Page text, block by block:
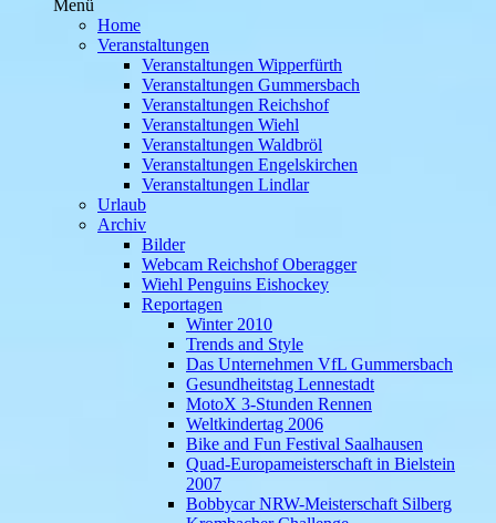
Menü
Home
Veranstaltungen
Veranstaltungen Wipperfürth
Veranstaltungen Gummersbach
Veranstaltungen Reichshof
Veranstaltungen Wiehl
Veranstaltungen Waldbröl
Veranstaltungen Engelskirchen
Veranstaltungen Lindlar
Urlaub
Archiv
Bilder
Webcam Reichshof Oberagger
Wiehl Penguins Eishockey
Reportagen
Winter 2010
Trends and Style
Das Unternehmen VfL Gummersbach
Gesundheitstag Lennestadt
MotoX 3-Stunden Rennen
Weltkindertag 2006
Bike and Fun Festival Saalhausen
Quad-Europameisterschaft in Bielstein
2007
Bobbycar NRW-Meisterschaft Silberg